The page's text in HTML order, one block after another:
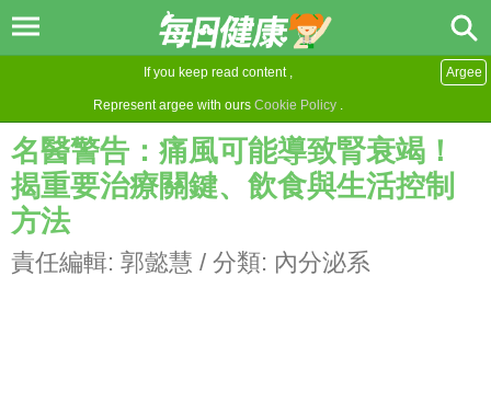
If you keep read content ,
Represent argee with ours Cookie Policy .
Argee
名醫警告：痛風可能導致腎衰竭！
揭重要治療關鍵、飲食與生活控制
方法
責任編輯: 郭懿慧 / 分類: 內分泌系